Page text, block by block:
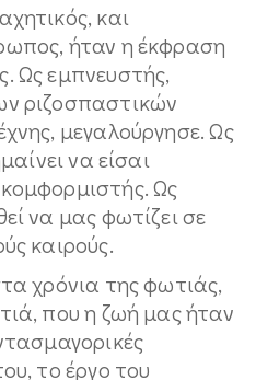
και
ήταν η έκφραση
Ως εμπνευστής,
ριζοσπαστικών
μεγαλούργησε. Ως
να είσαι
Ως
να μας φωτίζει σε
καιρούς.
χρόνια της φωτιάς,
που η ζωή μας ήταν
το έργο του